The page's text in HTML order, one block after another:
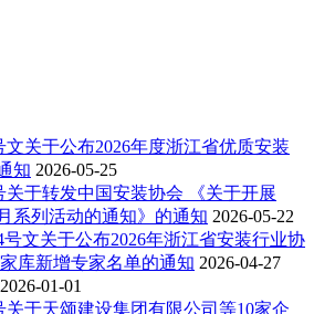
文关于公布2026年度浙江省优质安装
知 2026-05-25
关于转发中国安装协会 《关于开展
系列活动的通知》的通知 2026-05-22
号文关于公布2026年浙江省安装行业协
库新增专家名单的通知 2026-04-27
2026-01-01
关于天颂建设集团有限公司等10家企